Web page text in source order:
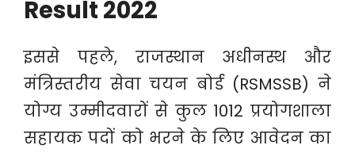
Result 2022
इससे पहले, राजस्थान अधीनस्थ और
मंत्रिस्तरीय सेवा चयन बोर्ड (RSMSSB) ने
योग्य उम्मीदवारों से कुल 1012 प्रयोगशाला
सहायक पदों को भरने के लिए आवेदन का